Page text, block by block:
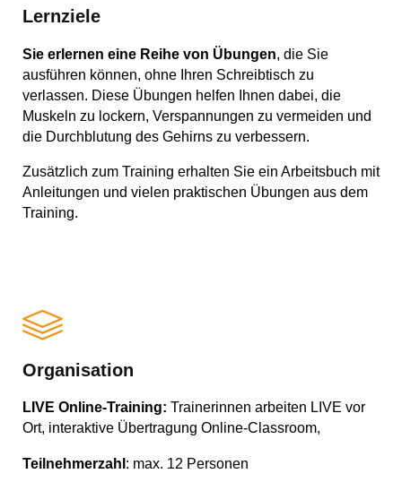
Lernziele
Sie erlernen eine Reihe von Übungen, die Sie
ausführen können, ohne Ihren Schreibtisch zu
verlassen. Diese Übungen helfen Ihnen dabei, die
Muskeln zu lockern, Verspannungen zu vermeiden und
die Durchblutung des Gehirns zu verbessern.
Zusätzlich zum Training erhalten Sie ein Arbeitsbuch mit
Anleitungen und vielen praktischen Übungen aus dem
Training.
Organisation
LIVE Online-Training: Trainerinnen arbeiten LIVE vor
Ort, interaktive Übertragung Online-Classroom,
Teilnehmerzahl: max. 12 Personen